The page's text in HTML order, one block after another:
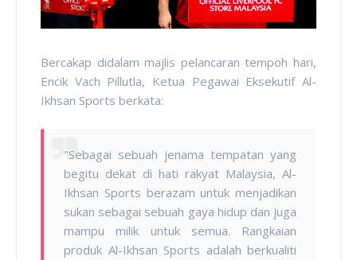
Bercakap didalam majlis pelancaran tempoh hari,
Encik Vach Pillutla, Ketua Pegawai Eksekutif Al-
Ikhsan Sports berkata:
"Sebagai sebuah jenama tempatan yang
begitu dekat di hati rakyat Malaysia, Al-
Ikhsan Sports berazam untuk menjadikan
sukan sebagai sebuah gaya hidup dan juga
mampu milik untuk semua. Rangkaian
produk Al-Ikhsan Sports adalah berkualiti